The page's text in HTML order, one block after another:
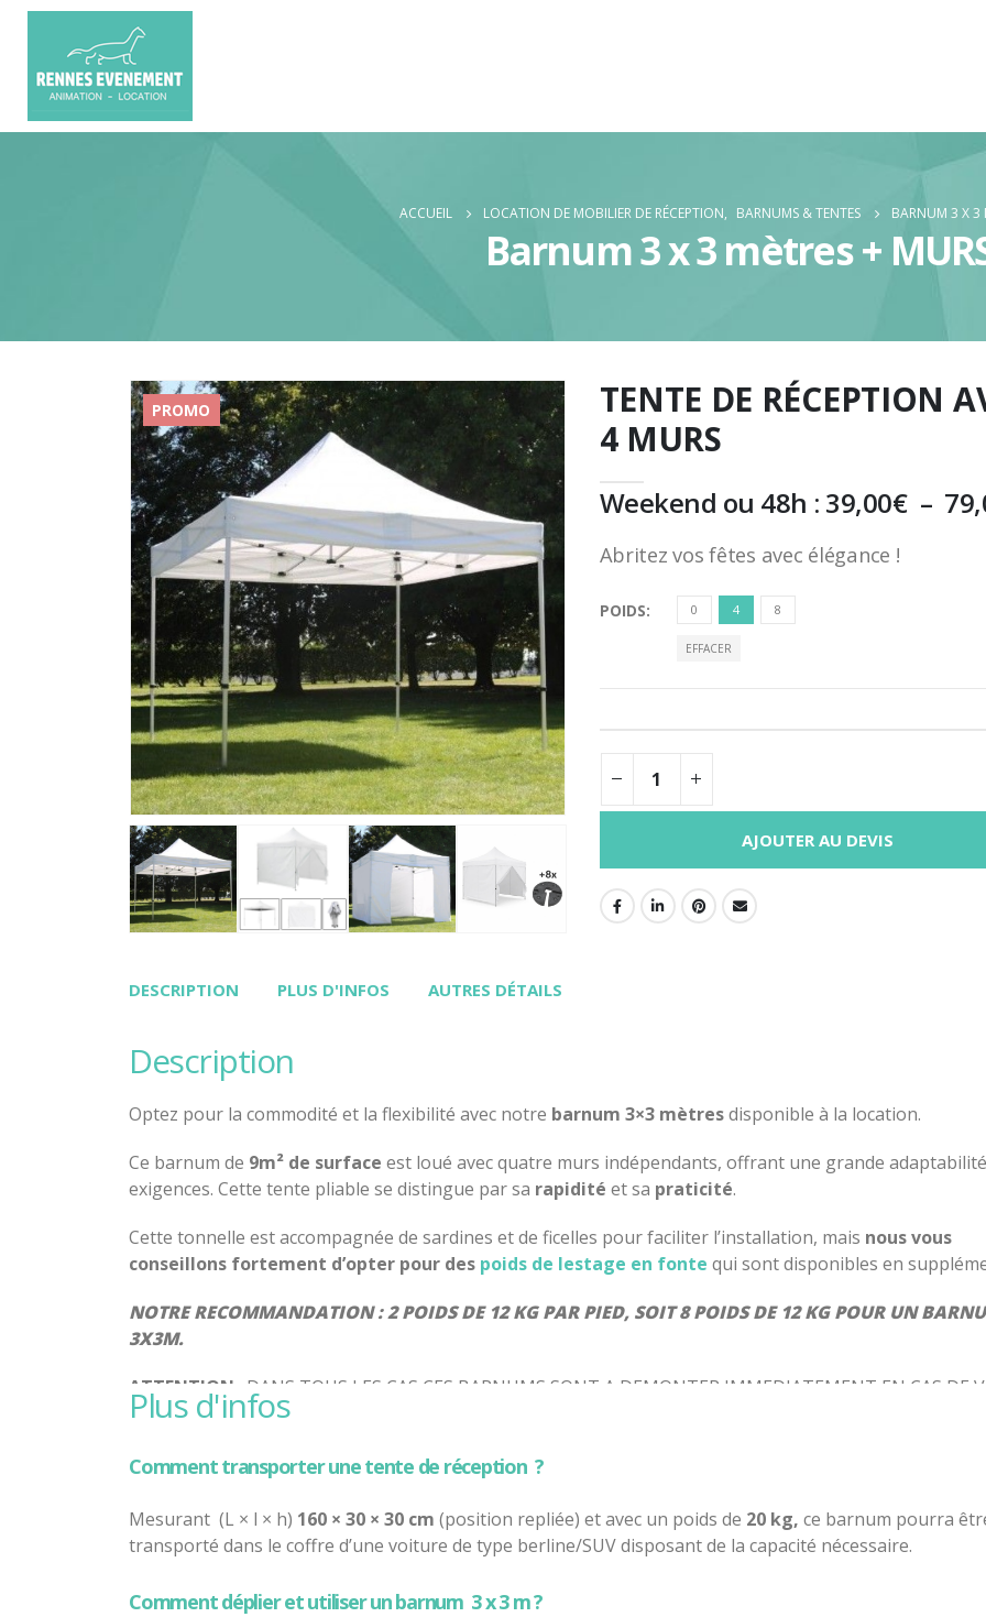
ACCUEIL LOCATION DE MOBILIER DE RÉCEPTION, BARNUMS & TENTES BARNUM 3 X 3
Barnum 3 x 3 mètres +
PROMO
TENTE DE RÉCEPTION
4 MURS
Weekend ou 48h : 39,00€ –
Abritez vos fêtes avec élégance !
POIDS 0 4 8
EFFACER
AJOUTER AU DEVIS
DESCRIPTION PLUS D'INFOS AUTRES DÉTAILS
description
Optez pour la commodité et la flexibilité avec notre barnum 3×3 mètresdisponible à la location.
Ce barnum de 9m² de surface est loué avec quatre murs indépendants, offrant une grande
exigences. Cette tente pliable se distingue par sa rapidité et sa praticité.
Cette tonnelle est accompagnée de sardines et de ficelles pour faciliter l’installation, mais nous vous
conseillons fortement d’opter pour des poids de lestage en fonte qui sont disponibles en
NOTRE RECOMMANDATION : 2 POIDS DE 12 KG PAR PIED, SOIT 8 POIDS DE 12 KG POUR UN
3X3M.
ATTENTION : DANS TOUS LES CAS CES BARNUMS SONT A DEMONTER IMMEDIATEMENT EN CAS DE
SUPERIEUR A 40 KM/H OU EN CAS D’ALERTE METEO.
plus d'infos
Comment transporter une tente de réception ?
Mesurant (L × l × h) 160 × 30 × 30 cm (position repliée) et avec un poids de 20 kg, ce barnum pourra
transporté dans le coffre d’une voiture de type berline/SUV disposant de la capacité nécessaire.
Comment déplier et utiliser un barnum 3 x 3 m ?